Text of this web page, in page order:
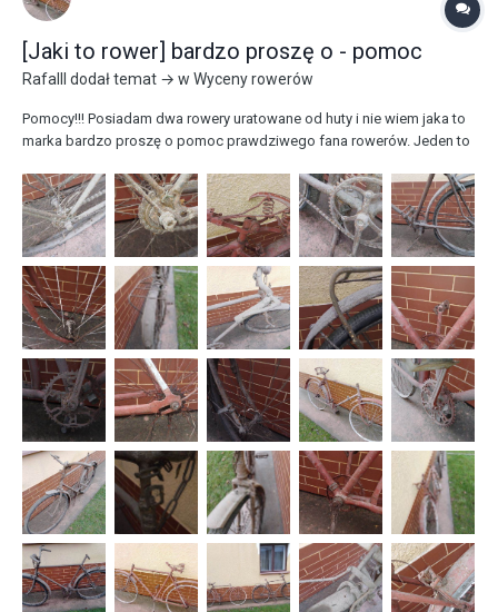
[Jaki to rower] bardzo proszę o - pomoc
Rafalll dodał temat → w Wyceny rowerów
Pomocy!!! Posiadam dwa rowery uratowane od huty i nie wiem jaka to
marka bardzo proszę o pomoc prawdziwego fana rowerów. Jeden to